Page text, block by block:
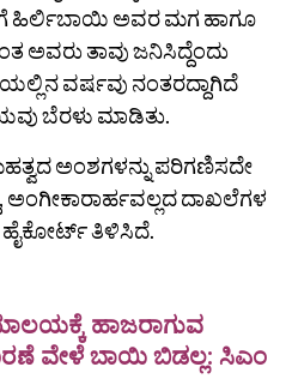
ಹಿರ್ಲಿಬಾಯಿ ಅವರ ಮಗ ಹಾಗೂ
ಅವರು ತಾವು ಜನಿಸಿದ್ದೆಂದು
ವರ್ಷವು ನಂತರದ್ದಾಗಿದೆ
ಬೆರಳು ಮಾಡಿತು.
ಅಂಶಗಳನ್ನು ಪರಿಗಣಿಸದೇ
ಅಂಗೀಕಾರಾರ್ಹವಲ್ಲದ ದಾಖಲೆಗಳ
ಹೈಕೋರ್ಟ್ ತಿಳಿಸಿದೆ.
ಹಾಜರಾಗುವ
ವೇಳೆ ಬಾಯಿ ಬಿಡಲ್ಲ: ಸಿಎಂ